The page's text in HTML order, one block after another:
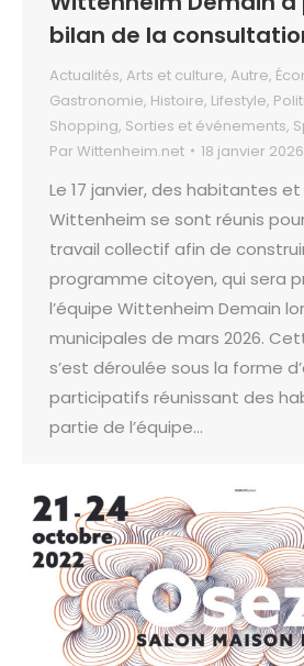
bilan de la
Actualités, Arts et culture, Autre,
Gastronomie, Histoire, Lifestyle,
Shopping, Sorties et événements,
Par Wittenheim.net 18 janvier 2026
Le 17 janvier, des habitantes
Wittenheim se sont réunis
travail collectif afin de
programme citoyen, qui sera
l’équipe Wittenheim Demain
municipales de mars 2026.
s’est déroulée sous la forme
participatifs réunissant des
partie de l’équipe…